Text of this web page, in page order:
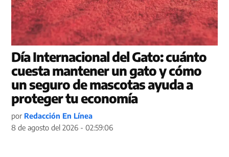
Día Internacional del Gato: cuánto
cuesta mantener un gato y cómo
un seguro de mascotas ayuda a
proteger tu economía
por Redacción En Línea
8 de agosto del 2026 - 02:59:06